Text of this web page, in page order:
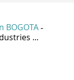
BOGOTA -
...